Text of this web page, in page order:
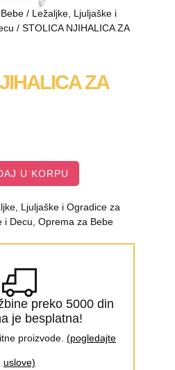
/ Ležaljke, Ljuljaške i
/ STOLICA NJIHALICA ZA
ZA
U KORPU
Ljuljaške i Ogradice za
i Decu Oprema za Bebe
preko 5000 din
je besplatna!
proizvode. (pogledajte
uslove)